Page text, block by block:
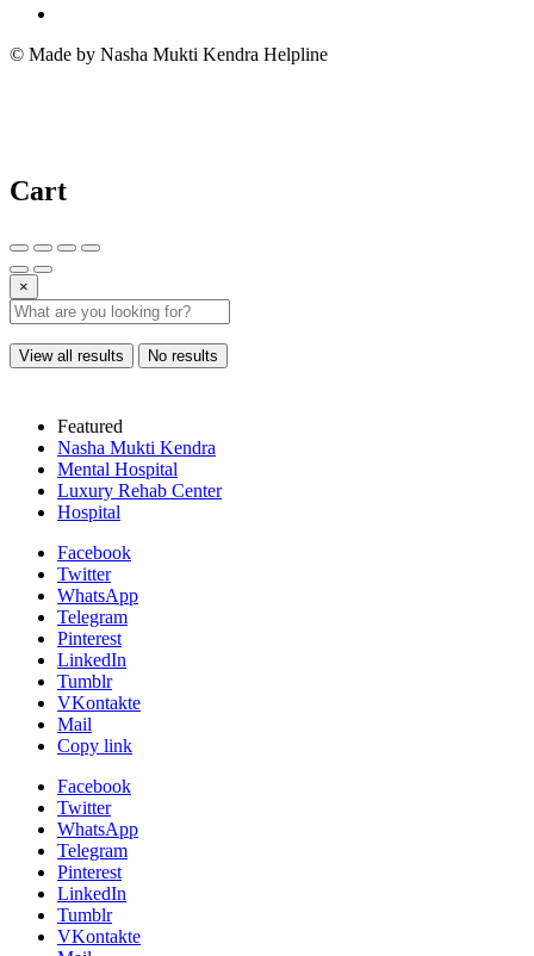
© Made by Nasha Mukti Kendra Helpline
Cart
×
View all results No results
Featured
Nasha Mukti Kendra
Mental Hospital
Luxury Rehab Center
Hospital
Facebook
Twitter
WhatsApp
Telegram
Pinterest
LinkedIn
Tumblr
VKontakte
Mail
Copy link
Facebook
Twitter
WhatsApp
Telegram
Pinterest
LinkedIn
Tumblr
VKontakte